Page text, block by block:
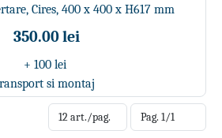
Cires, 400 x 400 x H617 mm
350.00 lei
+ 100 lei
si montaj